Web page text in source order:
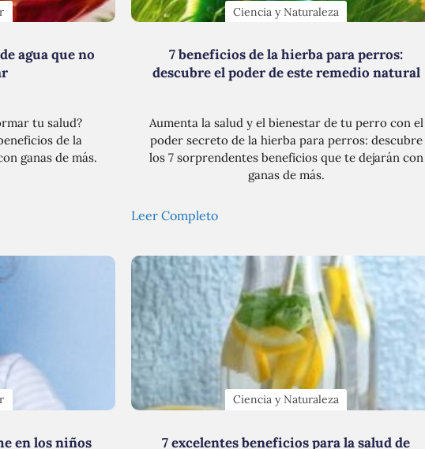
agua que no
tu salud?
de la
ganas de más.
Ciencia y Naturaleza
7 beneficios de la hierba para perros:
descubre el poder de este remedio natural
Aumenta la salud y el bienestar de tu perro con el
poder secreto de la hierba para perros: descubre
los 7 sorprendentes beneficios que te dejarán con
ganas de más.
Leer Completo
en los niños
Ciencia y Naturaleza
7 excelentes beneficios para la salud de